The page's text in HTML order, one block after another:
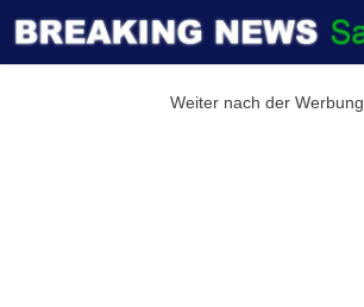
Weiter nach der Werbung